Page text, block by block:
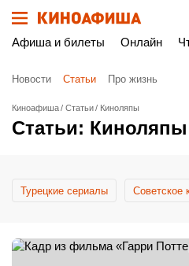
Афиша и билеты Онлайн
Новости Статьи Про жизнь
Киноафиша Статьи Киноляпы
Статьи: Киноляпы
Турецкие сериалы Cоветское